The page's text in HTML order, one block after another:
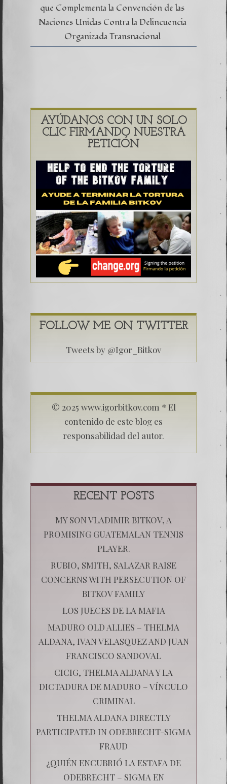
que Complementa la Convención de las
Naciones Unidas Contra la Delincuencia
Organizada Transnacional
AYÚDANOS CON UN SOLO
CLIC FIRMANDO NUESTRA
PETICIÓN
FOLLOW ME ON TWITTER
Tweets by @Igor_Bitkov
© 2025 www.igorbitkov.com * El
contenido de este blog es
responsabilidad del autor.
RECENT POSTS
MY SON VLADIMIR BITKOV, A
PROMISING GUATEMALAN TENNIS
PLAYER.
RUBIO, SMITH, SALAZAR RAISE
CONCERNS WITH PERSECUTION OF
BITKOV FAMILY
LOS JUECES DE LA MAFIA
MADURO OLD ALLIES – THELMA
ALDANA, IVAN VELASQUEZ AND JUAN
FRANCISCO SANDOVAL
CICIG, THELMA ALDANA Y LA
DICTADURA DE MADURO – VÍNCULO
CRIMINAL
THELMA ALDANA DIRECTLY
PARTICIPATED IN ODEBRECHT-SIGMA
FRAUD
¿QUIÉN ENCUBRIÓ LA ESTAFA DE
ODEBRECHT – SIGMA EN